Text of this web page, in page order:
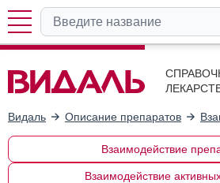
Видаль Описание препаратов
Взаимодействие
Взаимодействие